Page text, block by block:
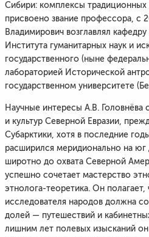
Сибири: комплексы традиционных
присвоено звание профессора, с
Владимирович возглавлял
Института гуманитарных наук и
государственного (ныне
лабораторией Исторической
государственном университете
Научные интересы А.В. Головнёва
и культур Северной Евразии,
Субарктики, хотя в последние
расширился меридионально на юг
широтно до охвата Северной
успешно сочетает мастерство
этнолога-теоретика. Он полагает,
исследователя народов должна
долей — путешествий и
лишним лет полевых изысканий